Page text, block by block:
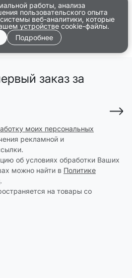
работы, анализа
пользовательского опыта
веб-аналитики, которые
устройстве cookie-файлы.
Подробнее
заказ за
моих персональных
рекламной и
об условиях обработки Ваших
можно найти в Политике
.
на товары со